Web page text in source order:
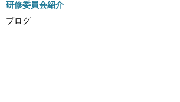
研修委員会紹介
ブログ